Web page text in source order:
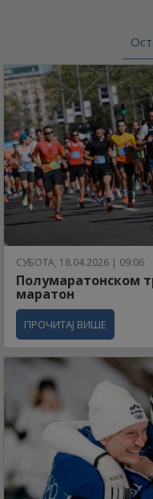
СУБОТА, 18.04.2026 | 09:06
Полумаратонском
маратон
ПРОЧИТАЈ ВИШЕ